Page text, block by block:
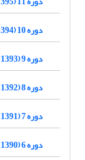
دوره 10 (1394)
دوره 9 (1393)
دوره 8 (1392)
دوره 7 (1391)
دوره 6 (1390)